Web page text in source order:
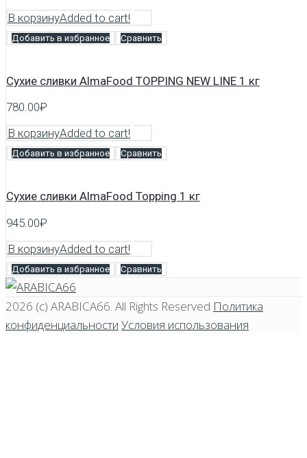
В корзинуAdded to cart!
Добавить в избранное Сравнить
Сухие сливки AlmaFood TOPPING NEW LINE 1 кг
780.00₽
В корзинуAdded to cart!
Добавить в избранное Сравнить
Сухие сливки AlmaFood Topping 1 кг
945.00₽
В корзинуAdded to cart!
Добавить в избранное Сравнить
2026 (c) ARABICA66 . All Rights Reserved Политика
конфиденциальности Условия использования